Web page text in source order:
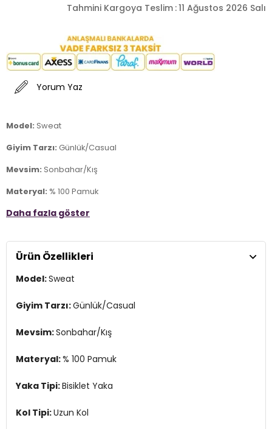
Tahmini Kargoya Teslim :11 Ağustos 2026 Salı
Yorum Yaz
Model: Sweat
Giyim Tarzı: Günlük/Casual
Mevsim: Sonbahar/Kış
Materyal: % 100 Pamuk
Yaka Tipi:Bisiklet Yaka
Kalıp Bilgisi:Slim Fit
Manken Bedeni:
Menşei:Türkiye
Daha fazla göster
Ürün Özellikleri
Model:Sweat
Giyim Tarzı:Günlük/Casual
Mevsim:Sonbahar/Kış
Materyal:% 100 Pamuk
Yaka Tipi:Bisiklet Yaka
Kol Tipi:Uzun Kol